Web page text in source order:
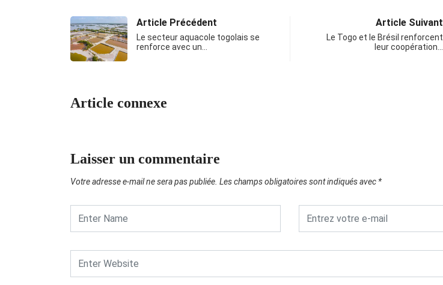
Article Précédent
Le secteur aquacole togolais se
renforce avec un…
Article Suivant
Le Togo et le Brésil renforcent
leur coopération…
Article connexe
Laisser un commentaire
Votre adresse e-mail ne sera pas publiée. Les champs obligatoires sont indiqués avec *